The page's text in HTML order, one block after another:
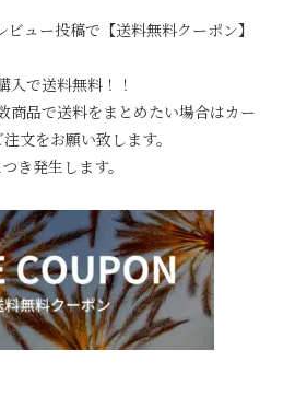
ビュー投稿で【送料無料クーポン】
入で送料無料！！
商品で送料をまとめたい場合はカー
文をお願い致します。
き発生します。